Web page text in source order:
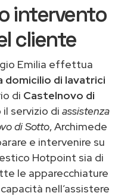
intervento
cliente
Emilia effettua
domicilio di lavatrici
di Castelnovo di
servizio di assistenza
di Sotto, Archimede
e intervenire su
Hotpoint sia di
le apparecchiature
nell’assistere